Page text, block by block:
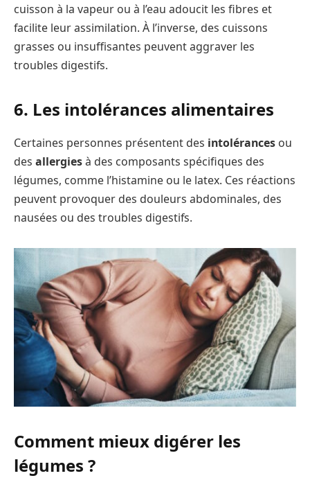
cuisson à la vapeur ou à l’eau adoucit les fibres et
facilite leur assimilation. À l’inverse, des cuissons
grasses ou insuffisantes peuvent aggraver les
troubles digestifs.
6. Les intolérances alimentaires
Certaines personnes présentent des intolérances ou
des allergiesà des composants spécifiques des
légumes, comme l’histamine ou le latex. Ces réactions
peuvent provoquer des douleurs abdominales, des
nausées ou des troubles digestifs.
Comment mieux digérer les
légumes ?